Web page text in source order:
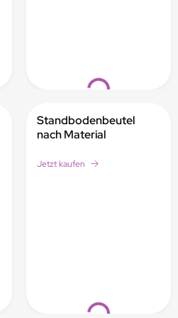
Loading...
Loading...
Standbodenbeutel
nach Material
Jetzt kaufen